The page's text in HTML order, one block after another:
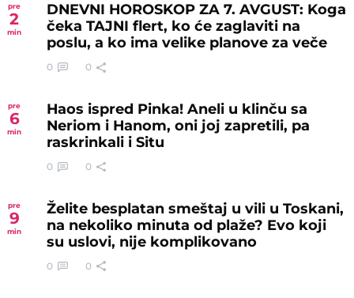
pre
2
min
DNEVNI HOROSKOP ZA 7. AVGUST: Koga
čeka TAJNI flert, ko će zaglaviti na
poslu, a ko ima velike planove za veče
0 0
pre
6
min
Haos ispred Pinka! Aneli u klinču sa
Neriom i Hanom, oni joj zapretili, pa
raskrinkali i Situ
0 0
pre
9
min
Želite besplatan smeštaj u vili u Toskani,
na nekoliko minuta od plaže? Evo koji
su uslovi, nije komplikovano
0 0